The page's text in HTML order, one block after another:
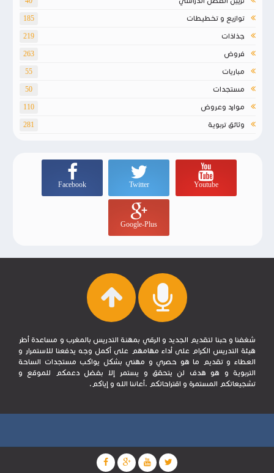
توازيع و تخطيطات 185
جذاذات 219
فروض 263
مباريات 55
مستجدات 50
موارد وعروض 110
وثائق تربوية 281
Youtube
Twitter
Facebook
Google-Plus
شغفنا و حبنا لتقديم الجديد و الرقي بمهنة التدريس بالمغرب و مساعدة أطر
هيئة التدريس الكرام على أداء مهامهم على أكمل وجه يدفعنا للاستمرار و
العطاء و تقديم ما هو حصري و مهني بشكل يواكب مستجدات الساحة
التربوية و هو هدف لن يتحقق و يستمر إلا بفضل دعمكم للموقع و
تشجيعاتكم المستمرة و اقتراحاتكم .أعاننا الله و إياكم.